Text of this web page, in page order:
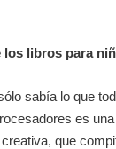
libros para
sabía lo que
es
que